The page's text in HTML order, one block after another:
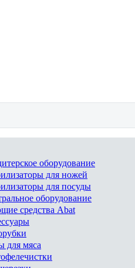
оборудование
для ножей
для посуды
оборудование
средства Abat
для мяса